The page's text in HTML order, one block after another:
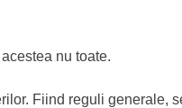
nu toate.
Fiind reguli generale,